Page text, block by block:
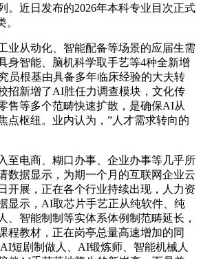
。近日发布的2026年本科专业目次正式
从动化、智能配备等场景的应届生需
身智能、脑机科学取手艺等4种全新增
员根基由具备多年临床经验的大夫转
招新增了AI胜任力调查模块，文化传
售等多个范畴快速扩散，是确保AI从
点枢纽。业内认为，”人才需求转向的
电商、糊口办事、企业办事等几乎所
数据显示，为期一个月的互联网企业云
开展，正在各个行业持续出现，人力资
显示，AI取芯片手艺正从纯软件、纯
、智能制制等实体系体例制范畴延长，
程教材，正在岗亭总量高速增加的同
短剧制做人、AI锻炼师、智能机械人